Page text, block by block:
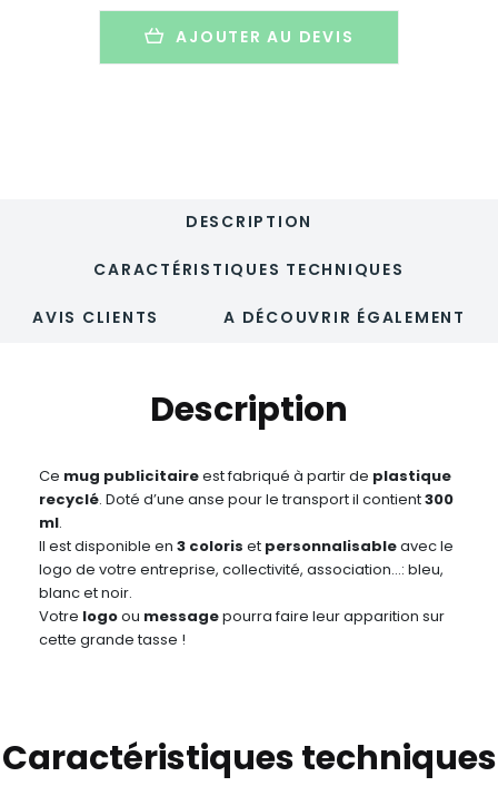
ALAS
AJOUTER AU DEVIS
DESCRIPTION
CARACTÉRISTIQUES TECHNIQUES
AVIS CLIENTS A DÉCOUVRIR ÉGALEMENT
Description
Ce mug publicitaireest fabriqué à partir de plastique
recyclé. Doté d’une anse pour le transport il contient300
ml.
Il est disponible en 3 coloris et personnalisableavec le
logo de votre entreprise, collectivité, association…: bleu,
blanc et noir.
Votre logoou messagepourra faire leur apparition sur
cette grande tasse !
Caractéristiques techniques